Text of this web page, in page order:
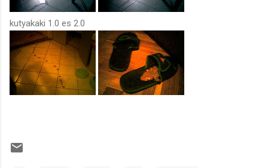
kutyakaki 1.0 es 2.0